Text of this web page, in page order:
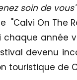
soin de
"Calvi On The
chaque année
devenu
touristique de